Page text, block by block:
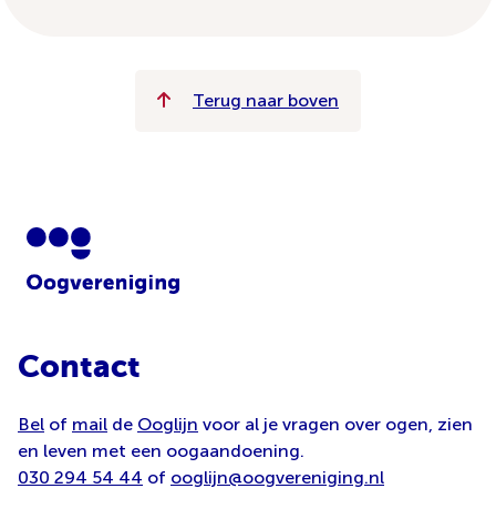
Terug naar boven
Contact
Bel of mail de Ooglijn voor al je vragen over ogen, zien
en leven met een oogaandoening.
030 294 54 44 of ooglijn@oogvereniging.nl